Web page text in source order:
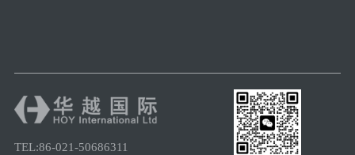
TEL:86-021-50686311